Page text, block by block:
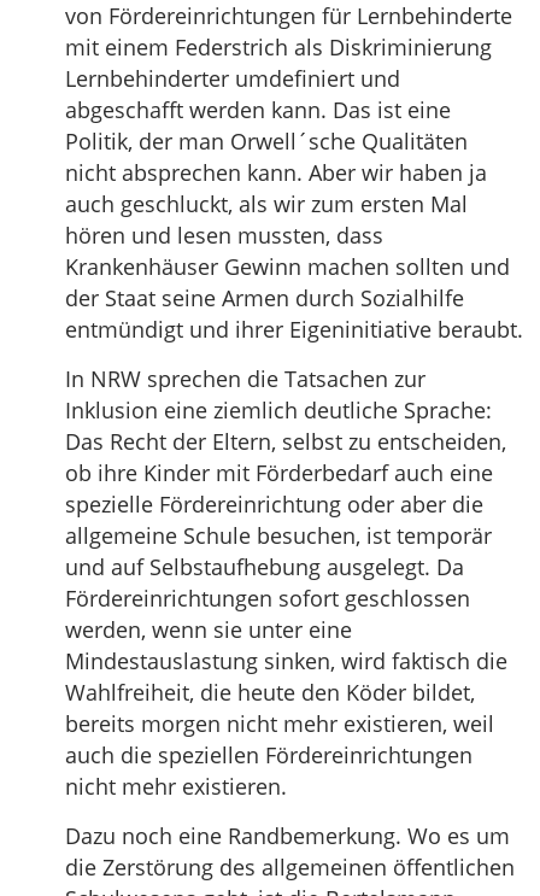
von Fördereinrichtungen für Lernbehinderte
mit einem Federstrich als Diskriminierung
Lernbehinderter umdefiniert und
abgeschafft werden kann. Das ist eine
Politik, der man Orwell´sche Qualitäten
nicht absprechen kann. Aber wir haben ja
auch geschluckt, als wir zum ersten Mal
hören und lesen mussten, dass
Krankenhäuser Gewinn machen sollten und
der Staat seine Armen durch Sozialhilfe
entmündigt und ihrer Eigeninitiative beraubt.
In NRW sprechen die Tatsachen zur
Inklusion eine ziemlich deutliche Sprache:
Das Recht der Eltern, selbst zu entscheiden,
ob ihre Kinder mit Förderbedarf auch eine
spezielle Fördereinrichtung oder aber die
allgemeine Schule besuchen, ist temporär
und auf Selbstaufhebung ausgelegt. Da
Fördereinrichtungen sofort geschlossen
werden, wenn sie unter eine
Mindestauslastung sinken, wird faktisch die
Wahlfreiheit, die heute den Köder bildet,
bereits morgen nicht mehr existieren, weil
auch die speziellen Fördereinrichtungen
nicht mehr existieren.
Dazu noch eine Randbemerkung. Wo es um
die Zerstörung des allgemeinen öffentlichen